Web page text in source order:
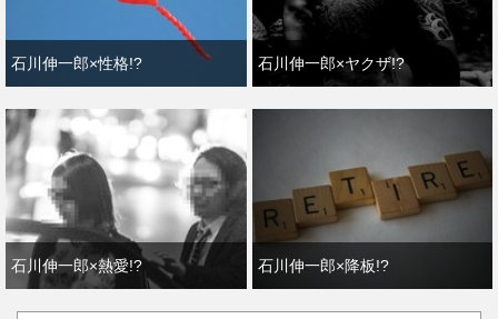
石川伸一郎×性格!? 石川伸一郎×ヤクザ!?
石川伸一郎×熱愛!? 石川伸一郎×降板!?